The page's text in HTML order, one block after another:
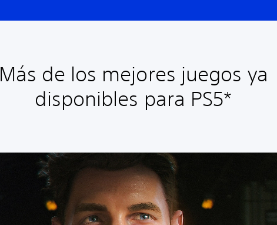
Más de los mejores juegos ya
disponibles para PS5*